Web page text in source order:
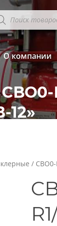
О компании
12»
/